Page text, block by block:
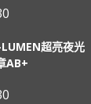
LUMEN超亮夜光
AB+